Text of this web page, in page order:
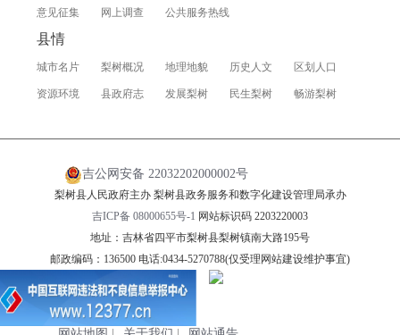
意见征集 网上调查 公共服务热线
县情
城市名片 梨树概况 地理地貌 历史人文 区划人口
资源环境 县政府志 发展梨树 民生梨树 畅游梨树
吉公网安备 22032202000002号
梨树县人民政府主办 梨树县政务服务和数字化建设管理局承办
吉ICP备 08000655号-1 网站标识码 2203220003
地址：吉林省四平市梨树县梨树镇南大路195号
邮政编码：136500 电话:0434-5270788(仅受理网站建设维护事宜)